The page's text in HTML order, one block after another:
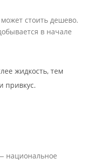
стоить дешево.
в начале
жидкость, тем
привкус.
национальное